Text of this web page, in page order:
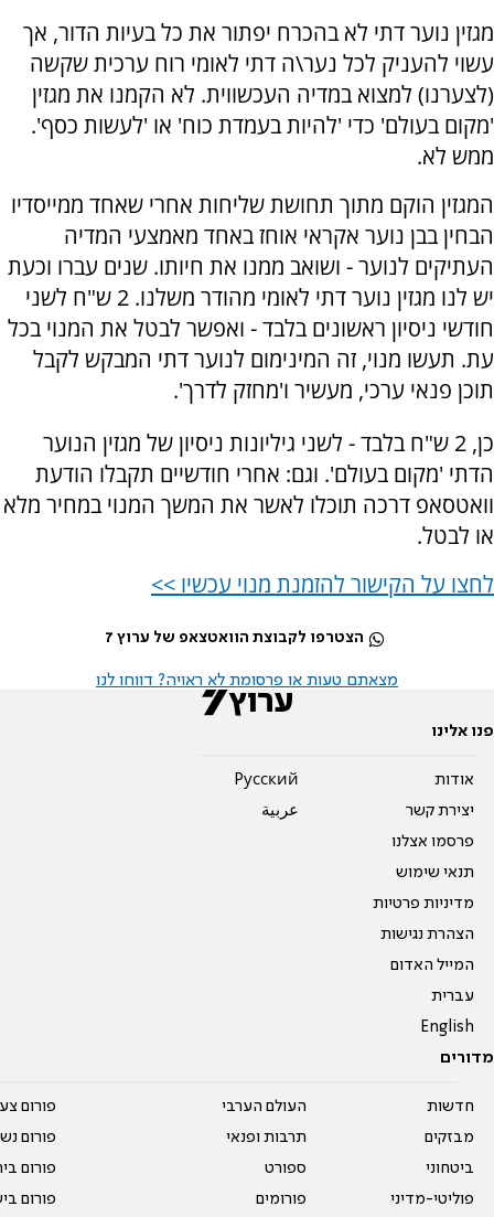
מגזין נוער דתי לא בהכרח יפתור את כל בעיות הדור, אך
עשוי להעניק לכל נער\ה דתי לאומי רוח ערכית שקשה
(לצערנו) למצוא במדיה העכשווית. לא הקמנו את מגזין
'מקום בעולם' כדי 'להיות בעמדת כוח' או 'לעשות כסף'.
ממש לא.
המגזין הוקם מתוך תחושת שליחות אחרי שאחד ממייסדיו
הבחין בבן נוער אקראי אוחז באחד מאמצעי המדיה
העתיקים לנוער - ושואב ממנו את חיותו. שנים עברו וכעת
יש לנו מגזין נוער דתי לאומי מהודר משלנו. 2 ש"ח לשני
חודשי ניסיון ראשונים בלבד - ואפשר לבטל את המנוי בכל
עת. תעשו מנוי, זה המינימום לנוער דתי המבקש לקבל
תוכן פנאי ערכי, מעשיר ו'מחזק לדרך'.
כן, 2 ש"ח בלבד - לשני גיליונות ניסיון של מגזין הנוער
הדתי 'מקום בעולם'. וגם: אחרי חודשיים תקבלו הודעת
וואטסאפ דרכה תוכלו לאשר את המשך המנוי במחיר מלא
או לבטל.
לחצו על הקישור להזמנת מנוי עכשיו >>
הצטרפו לקבוצת הוואטצאפ של ערוץ 7
מצאתם טעות או פרסומת לא ראויה? דווחו לנו
פנו אלינו
אודות
יצירת קשר
פרסמו אצלנו
תנאי שימוש
מדיניות פרטיות
הצהרת נגישות
המייל האדום
עברית
English
Pусский
عربية
מדורים
חדשות
מבזקים
ביטחוני
פוליטי-מדיני
העולם הערבי
תרבות ופנאי
ספורט
פורומים
פורום
פורום
פורום
פורום